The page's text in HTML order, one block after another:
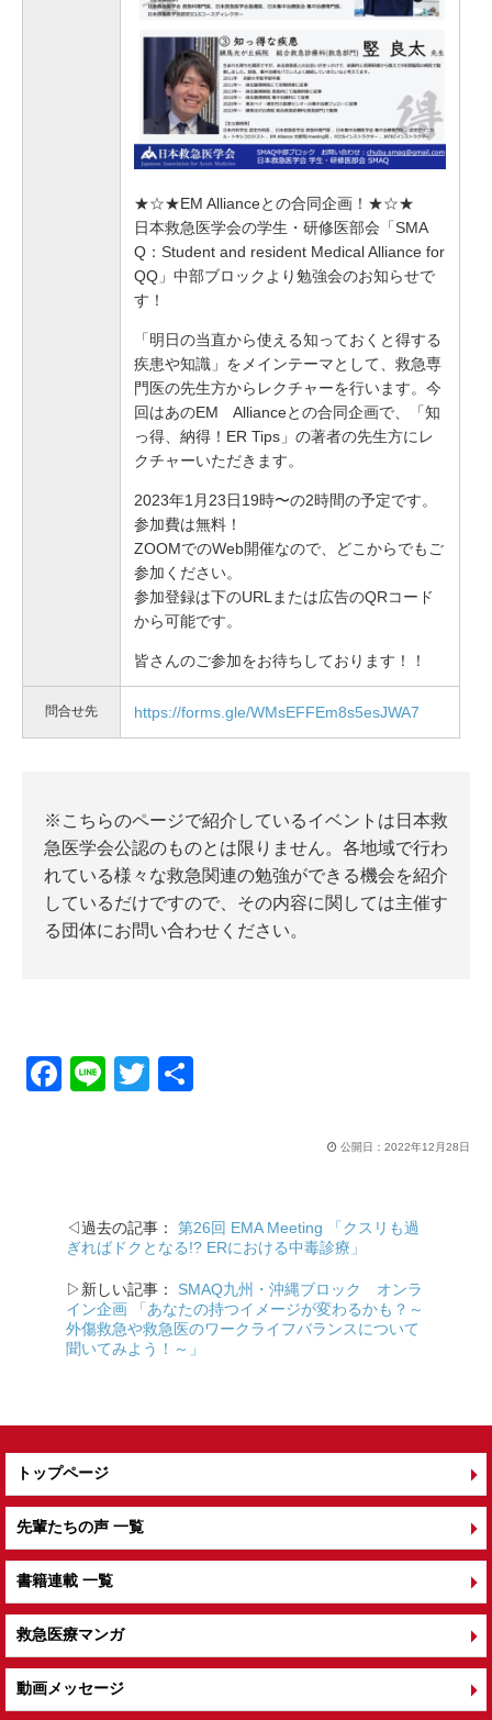
★☆★EM Allianceとの合同企画！★☆★
日本救急医学会の学生・研修医部会「SMA
Q：Student and resident Medical Alliance for
QQ」中部ブロックより勉強会のお知らせで
す！
「明日の当直から使える知っておくと得する
疾患や知識」をメインテーマとして、救急専
門医の先生方からレクチャーを行います。 今
回はあのEM Allianceとの合同企画で、「知
っ得、納得！ER Tips」の著者の先生方にレ
クチャーいただきます。
2023年1月23日19時〜の2時間の予定です。
参加費は無料！
ZOOMでのWeb開催なので、どこからでもご
参加ください。
参加登録は下のURLまたは広告のQRコード
から可能です。
皆さんのご参加をお待ちしております！！
問合せ先 https://forms.gle/WMsEFFEm8s5esJWA7
※こちらのページで紹介しているイベントは日本救
急医学会公認のものとは限りません。各地域で行わ
れている様々な救急関連の勉強ができる機会を紹介
しているだけですので、その内容に関しては主催す
る団体にお問い合わせください。
F
b
o
o
k
Li
T
公開日： 2022年12月28日
◁過去の記事： 第26回 EMA Meeting 「クスリも過
ぎればドクとなる!? ERにおける中毒診療」
▷新しい記事： SMAQ九州・沖縄ブロック オンラ
イン企画 「あなたの持つイメージが変わるかも？～
外傷救急や救急医のワークライフバランスについて
聞いてみよう！～」
トップページ
先輩たちの声 一覧
書籍連載 一覧
救急医療マンガ
動画メッセージ